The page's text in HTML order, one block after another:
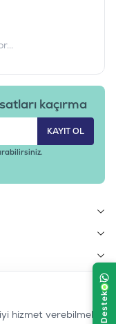
kaçırma
KAYIT OL
hizmet verebilmek